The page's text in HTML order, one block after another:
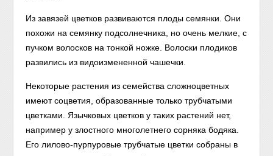
Из завязей цветков развиваются плоды семянки. Они
похожи на семянку подсолнечника, но очень мелкие, с
пучком волосков на тонкой ножке. Волоски плодиков
развились из видоизмененной чашечки.
Некоторые растения из семейства сложноцветных
имеют соцветия, образованные только трубчатыми
цветками. Язычковых цветков у таких растений нет,
например у злостного многолетнего сорняка бодяка.
Его лилово-пурпуровые трубчатые цветки собраны в